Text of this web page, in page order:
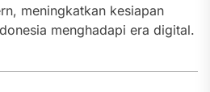
meningkatkan kesiapan
menghadapi era digital.